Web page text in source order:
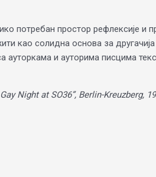
потребан простор рефлексије и
као солидна основа за
и ауторима писцима
Night at SO36”, Berlin-Kreuzberg,